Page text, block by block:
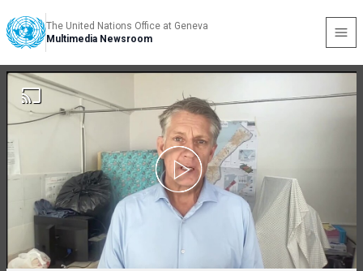
The United Nations Office at Geneva
Multimedia Newsroom